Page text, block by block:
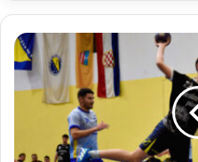
HRK
Međugorje
dramatičnoj
RK